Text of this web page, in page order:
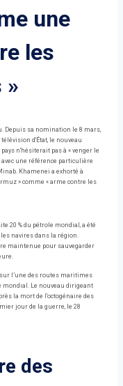
une
les
»
Depuis sa nomination le 8 mars,
d'État, le nouveau
n'hésiterait pas à « venger le
une référence particulière
Khamenei a exhorté à
» comme « arme contre les
20 % du pétrole mondial, a été
navires dans la région.
maintenue pour sauvegarder
l’une des routes maritimes
mondial. Le nouveau dirigeant
la mort de l'octogénaire des
jour de la guerre, le 28
des